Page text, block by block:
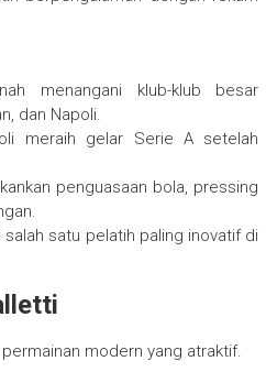
menangani klub-klub besar
dan Napoli.
meraih gelar Serie A setelah
penguasaan bola, pressing
satu pelatih paling inovatif di
modern yang atraktif.